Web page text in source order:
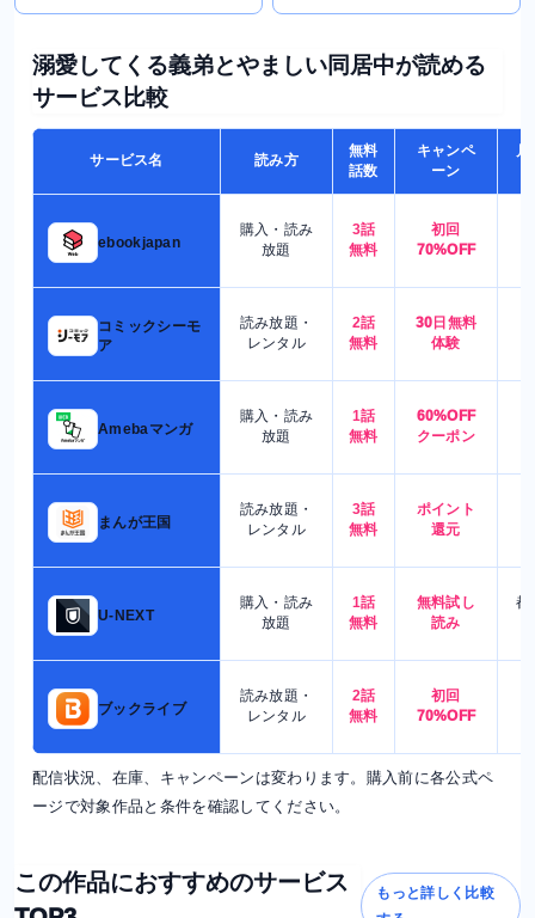
溺愛してくる義弟とやましい同居中が読める
サービス比較
サービス名 読み方
無料
話数
キャンペ
ーン
月
ebookjapan
購入・読み
放題
3話
無料
初回
70%OFF
コミックシーモ
ア
読み放題・
レンタル
2話
無料
30日無料
体験
Amebaマンガ
購入・読み
放題
1話
無料
60%OFF
クーポン
まんが王国
読み放題・
レンタル
3話
無料
ポイント
還元
U-NEXT
購入・読み
放題
1話
無料
無料試し
読み
都
ブックライブ
読み放題・
レンタル
2話
無料
初回
70%OFF
配信状況、在庫、キャンペーンは変わります。購入前に各公式ペ
ージで対象作品と条件を確認してください。
この作品におすすめのサービス
もっと詳しく比較